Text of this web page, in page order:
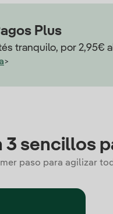
Plus
tranquilo, por 2,95€
>
3 sencillos
paso para agilizar